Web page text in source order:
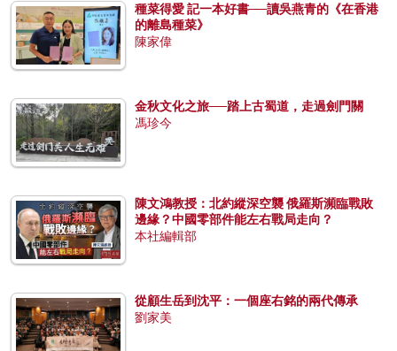
種菜得愛 記一本好書──讀吳燕青的《在香港
的離島種菜》
陳家偉
金秋文化之旅──踏上古蜀道，走過劍門關
馮珍今
陳文鴻教授：北約縱深空襲 俄羅斯瀕臨戰敗
邊緣？中國零部件能左右戰局走向？
本社編輯部
從顧生岳到沈平：一個座右銘的兩代傳承
劉家美